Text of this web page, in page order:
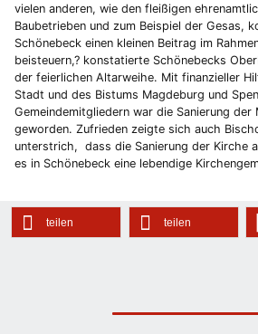
vielen anderen, wie den fleißigen
Baubetrieben und zum Beispiel der Gesas,
Schönebeck einen kleinen Beitrag im
beisteuern,? konstatierte Schönebecks
der feierlichen Altarweihe. Mit finanzieller
Stadt und des Bistums Magdeburg und
Gemeindemitgliedern war die Sanierung der
geworden. Zufrieden zeigte sich auch
unterstrich, dass die Sanierung der Kirche
es in Schönebeck eine lebendige
teilen teilen